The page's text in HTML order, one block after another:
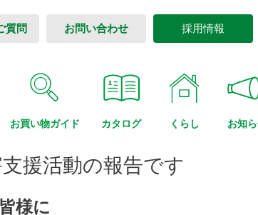
質問 お問い合わせ 採用情報
お買い物ガイド カタログ くらし お知
援活動の報告です
様に